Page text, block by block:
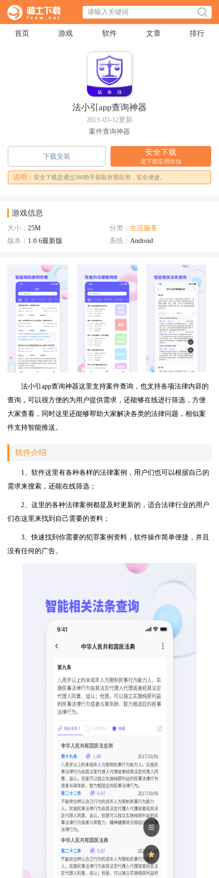
首页 游戏 软件 文章 排行
法小引app查询神器
2021-03-12更新
案件查询神器
下载安装
安全下载
需下载应用市场
说明： 安全下载是通过360助手获取所需应用，安全便捷。
游戏信息
大小： 25M 分类： 生活服务
版本： 1.0.6最新版 系统： Android
法小引app查询神器这里支持案件查询，也支持各项法律内容的
查询，可以很方便的为用户提供需求，还能够在线进行筛选，方便
大家查看，同时这里还能够帮助大家解决各类的法律问题，相似案
件支持智能推送。
软件介绍
1、软件这里有各种各样的法律案例，用户们也可以根据自己的
需求来搜索，还能在线筛选；
2、这里的各种法律案例都是及时更新的，适合法律行业的用户
们在这里来找到自己需要的资料；
3、快速找到你需要的犯罪案例资料，软件操作简单便捷，并且
没有任何的广告。